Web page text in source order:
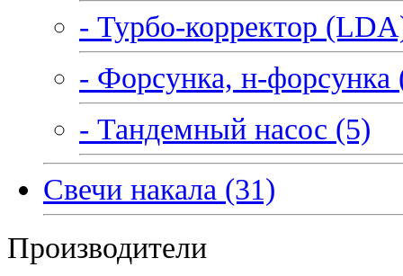
- Турбо-корректор
- Форсунка, н-форсунка
- Тандемный насос (5)
Свечи накала (31)
Производители